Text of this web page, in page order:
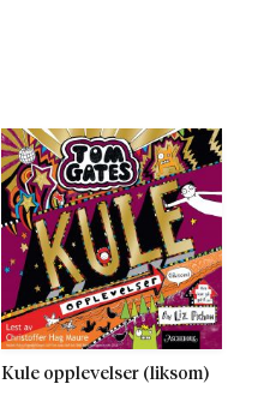
Kule opplevelser (liksom)